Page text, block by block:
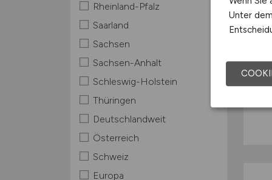
Rheinland-Pfalz
Saarland
Sachsen
Sachsen-Anhalt
Schleswig-Holstein
Thüringen
Deutschlandweit
Österreich
Schweiz
Europa
Unter